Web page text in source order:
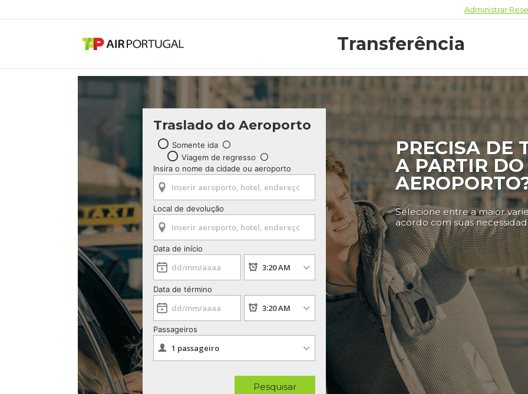
Administrar
Transferência
Traslado do Aeroporto
Somente ida
Viagem de regresso
Insira o nome da cidade ou aeroporto
Local de devolução
Data de início
Data de término
Passageiros
Pesquisar
PRECISA DE
A PARTIR DO
Selecione entre a maior
acordo com suas